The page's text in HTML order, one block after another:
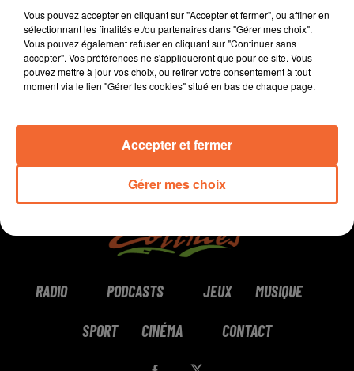
7h40 et le dimanche à 9h30.
0:00 5 min 39 sec
RADIO PODCASTS JEUX MUSIQUE
SPORT CINÉMA CONTACT
Vous pouvez accepter en cliquant sur "Accepter et fermer", ou affiner en
sélectionnant les finalités et/ou partenaires dans "Gérer mes choix".
Vous pouvez également refuser en cliquant sur "Continuer sans
accepter". Vos préférences ne s'appliqueront que pour ce site. Vous
pouvez mettre à jour vos choix, ou retirer votre consentement à tout
moment via le lien "Gérer les cookies" situé en bas de chaque page.
Gérer mes choix
Accepter et fermer